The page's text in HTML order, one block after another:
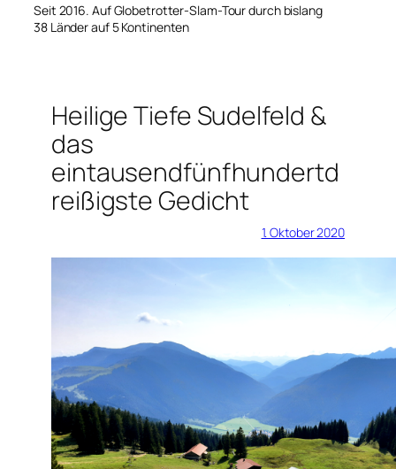
Seit 2016. Auf Globetrotter-Slam-Tour durch bislang
38 Länder auf 5 Kontinenten
Heilige Tiefe Sudelfeld &
das
eintausendfünfhundertd
reißigste Gedicht
1. Oktober 2020